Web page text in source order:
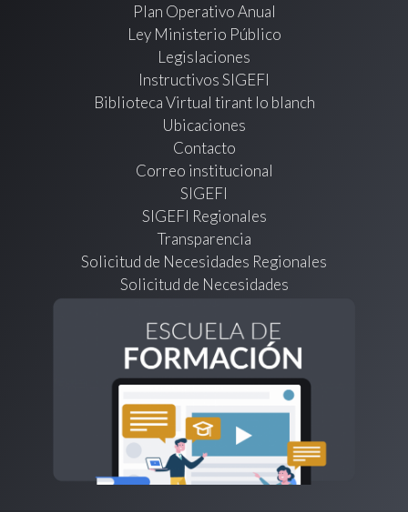
Plan Operativo Anual
Ley Ministerio Público
Legislaciones
Instructivos SIGEFI
Biblioteca Virtual tirant lo blanch
Ubicaciones
Contacto
Correo institucional
SIGEFI
SIGEFI Regionales
Transparencia
Solicitud de Necesidades Regionales
Solicitud de Necesidades